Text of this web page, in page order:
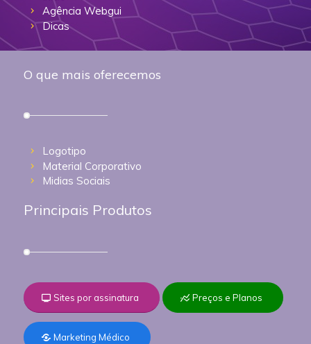
Agência Webgui
Dicas
O que mais oferecemos
Logotipo
Material Corporativo
Midias Sociais
Principais Produtos
Sites por assinatura Preços e Planos
Marketing Médico